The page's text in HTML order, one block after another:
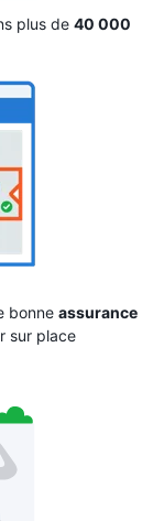
plus de 40 000
bonne assurance
sur place